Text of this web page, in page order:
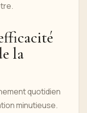
la
quotidien
minutieuse.